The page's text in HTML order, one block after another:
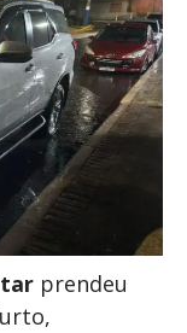
prendeu